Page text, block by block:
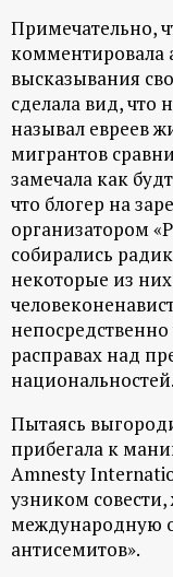
о
н
н
ы
й
п
о
р
т
а
л
Примечательно,
комментировала
высказывания
сделала вид, что
называл евреев
мигрантов
замечала как
что блогер на
организатором
собирались
некоторые из
расправах над
национальностей.
Пытаясь
прибегала к
Amnesty
узником совести,
международную
антисемитов».